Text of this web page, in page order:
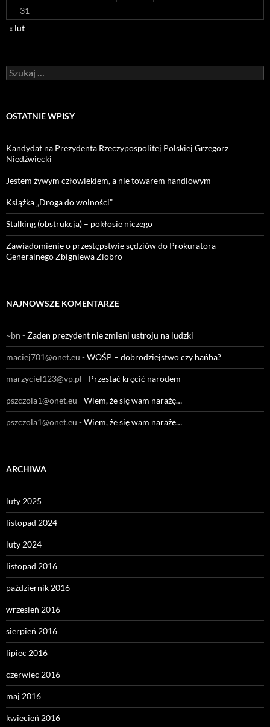
31
« lut
Szukaj:
OSTATNIE WPISY
Kandydat na Prezydenta Rzeczypospolitej Polskiej Grzegorz
Niedźwiecki
Jestem żywym człowiekiem, a nie towarem handlowym
Książka „Droga do wolności”
Stalking (obstrukcja) – pokłosie niczego
Zawiadomienie o przestępstwie sędziów do Prokuratora
Generalnego Zbigniewa Ziobro
NAJNOWSZE KOMENTARZE
~bn -Żaden prezydent nie zmieni ustroju na ludzki
maciej701@onet.eu -WOŚP – dobrodziejstwo czy hańba?
marzyciel123@vp.pl - Przestać kręcić narodem
pszczola1@onet.eu -Wiem, że się wam narażę…
pszczola1@onet.eu -Wiem, że się wam narażę…
ARCHIWA
luty 2025
listopad 2024
luty 2024
listopad 2016
październik 2016
wrzesień 2016
sierpień 2016
lipiec 2016
czerwiec 2016
maj 2016
kwiecień 2016